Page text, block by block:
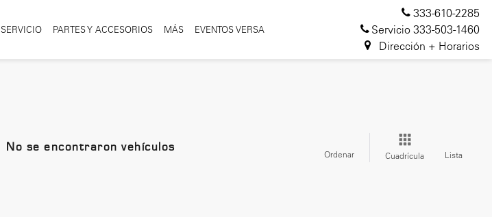
333-610-2285
Servicio 333-503-1460
Dirección + Horarios
SERVICIO PARTES Y ACCESORIOS MÁS EVENTOS VERSA
No se encontraron vehículos
Ordenar Cuadrícula Lista